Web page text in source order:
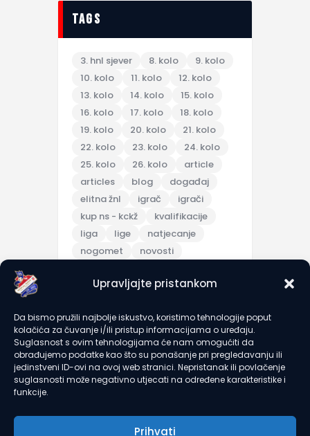
Upravljajte pristankom
Da bismo pružili najbolje iskustvo, koristimo tehnologije poput
kolačića za čuvanje i/ili pristup informacijama o uređaju.
Suglasnost s ovim tehnologijama će nam omogućiti da
obrađujemo podatke kao što su ponašanje pri pregledavanju ili
jedinstveni ID-ovi na ovoj web stranici. Nepristanak ili povlačenje
suglasnosti može negativno utjecati na određene karakteristike i
funkcije.
Prihvati
tags
3. hnl sjever 8. kolo
9. kolo
10. kolo
11. kolo
12. kolo
13. kolo
14. kolo
15. kolo
16. kolo
17. kolo
18. kolo
19. kolo
20. kolo
21. kolo
22. kolo
23. kolo
24. kolo
25. kolo
26. kolo
article
articles
blog
događaj
elitna žnl
igrač
igrači
kup ns - kckž
kvalifikacije
liga
lige
natjecanje
nogomet
novosti
pripremna utakmica
scores
trening
turnir u7
u9
utakmica
članarine